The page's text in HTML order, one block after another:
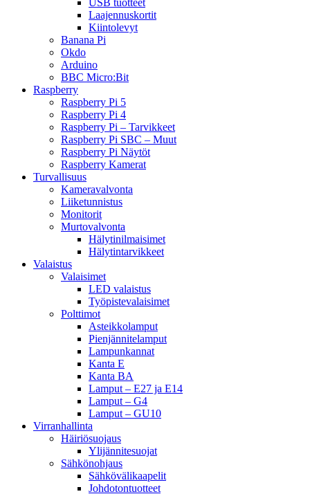
Laajennuskortit
Kiintolevyt
Banana Pi
Okdo
Arduino
BBC Micro:Bit
Raspberry
Raspberry Pi 5
Raspberry Pi 4
Raspberry Pi – Tarvikkeet
Raspberry Pi SBC – Muut
Raspberry Pi Näytöt
Raspberry Kamerat
Turvallisuus
Kameravalvonta
Liiketunnistus
Monitorit
Murtovalvonta
Hälytinilmaisimet
Hälytintarvikkeet
Valaistus
Valaisimet
LED valaistus
Työpistevalaisimet
Polttimot
Asteikkolamput
Pienjännitelamput
Lampunkannat
Kanta E
Kanta BA
Lamput – E27 ja E14
Lamput – G4
Lamput – GU10
Virranhallinta
Häiriösuojaus
Ylijännitesuojat
Sähkönohjaus
Sähkövälikaapelit
Johdotontuotteet